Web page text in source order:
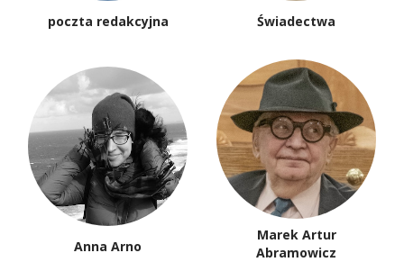
poczta redakcyjna Świadectwa
Anna Arno
Marek Artur
Abramowicz